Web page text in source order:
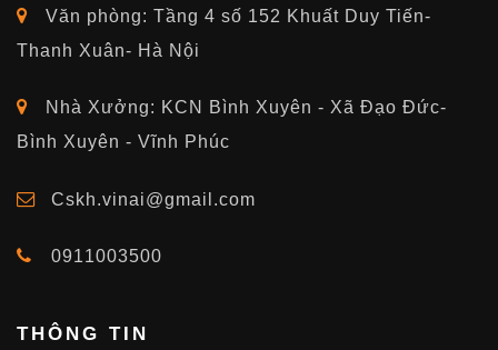
Văn phòng: Tầng 4 số 152 Khuất Duy Tiến-
Thanh Xuân- Hà Nội
Nhà Xưởng: KCN Bình Xuyên - Xã Đạo Đức-
Bình Xuyên - Vĩnh Phúc
Cskh.vinai@gmail.com
0911003500
THÔNG TIN